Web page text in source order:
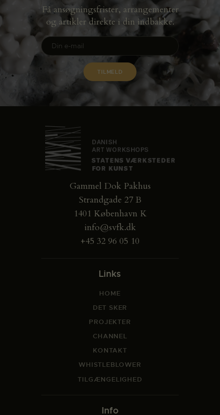
Få ansøgningsfrister, arrangementer
og artikler direkte i din indbakke.
Gammel Dok Pakhus
Strandgade 27 B
1401 København K
info@svfk.dk
+45 32 96 05 10
Links
HOME
DET SKER
PROJEKTER
CHANNEL
KONTAKT
WHISTLEBLOWER
TILGÆNGELIGHED
Info